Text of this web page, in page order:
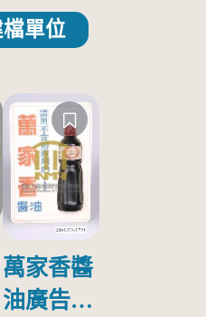
單位
萬家香醬
油廣告塑